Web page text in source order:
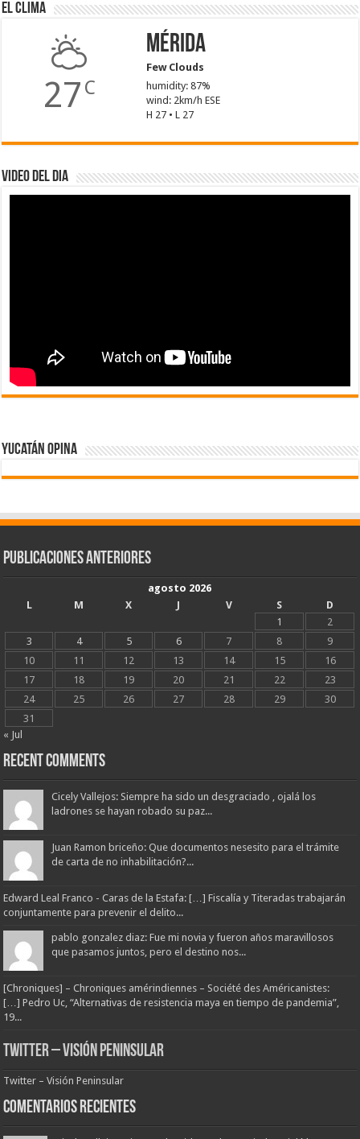
El Clima
27 C
Mérida
Few Clouds
humidity: 87%
wind: 2km/h ESE
H 27 • L 27
Video del dia
Yucatán Opina
Publicaciones Anteriores
agosto 2026
L
M X J V S
D
1
2
3
4 5 6 7 8
9
10
11 12 13 14 15
16
17
18 19 20 21 22
23
24
25 26 27 28 29
30
31
« Jul
Recent Comments
Cicely Vallejos: Siempre ha sido un desgraciado , ojalá los
ladrones se hayan robado su paz...
Juan Ramon briceño: Que documentos nesesito para el trámite
de carta de no inhabilitación?...
Edward Leal Franco - Caras de la Estafa: […] Fiscalía y Titeradas trabajarán
conjuntamente para prevenir el delito...
pablo gonzalez diaz: Fue mi novia y fueron años maravillosos
que pasamos juntos, pero el destino nos...
[Chroniques] – Chroniques amérindiennes – Société des Américanistes:
[…] Pedro Uc, “Alternativas de resistencia maya en tiempo de pandemia”,
19...
Twitter – Visión Peninsular
Twitter – Visión Peninsular
Comentarios Recientes